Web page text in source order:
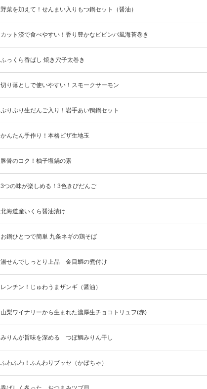
野菜を加えて！せんまい入りもつ鍋セット（醤油）
カット済で食べやすい！香り豊かなビビンバ風海苔巻き
ふっくら香ばし 焼き穴子太巻き
切り落としで使いやすい！スモークサーモン
ぷりぷり生だんご入り！岩手あい鴨鍋セット
かんたん手作り！本格ピザ生地玉
豚骨のコク！柚子塩鍋の素
3つの味が楽しめる！3色きびだんご
北海道産いくら醤油漬け
お鍋ひとつで簡単 九条ネギの鶏そば
湯せんでしっとり上品 金目鯛の煮付け
レンチン！じゅわうまザンギ（醤油）
山梨ワイナリーから生まれた濃厚生チョコトリュフ(赤)
みりんが旨味を深める つぼ鯛みりん干し
ふわふわ！ふんわりブッセ（かぼちゃ）